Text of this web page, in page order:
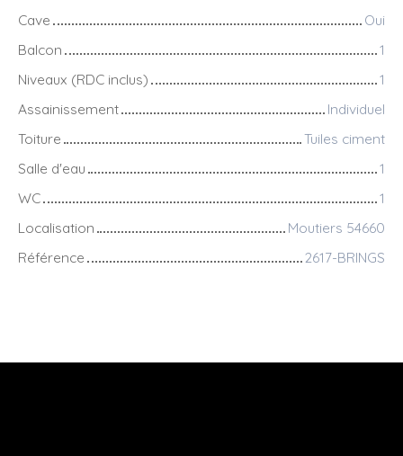
Cave
Oui
Balcon
1
Niveaux (RDC inclus)
1
Assainissement
Individuel
Toiture
Tuiles ciment
Salle d'eau
1
WC
1
Localisation
Moutiers 54660
Référence
2617-BRINGS